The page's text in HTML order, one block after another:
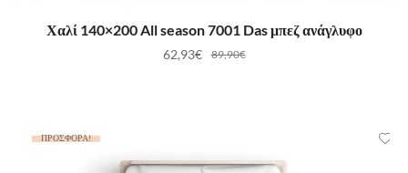
ΠΡΟΣΘΉΚΗ ΣΤΟ ΚΑΛΆΘΙ
Χαλί 140×200 All season 7001 Das μπεζ ανάγλυφο
89,90€
62,93€
ΠΡΟΣΦΟΡΆ!